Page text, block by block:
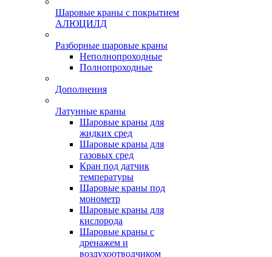
Шаровые краны с покрытием
АЛЮЦИЛД
Разборные шаровые краны
Неполнопроходные
Полнопроходные
Дополнения
Латунные краны
Шаровые краны для
жидких сред
Шаровые краны для
газовых сред
Кран под датчик
температуры
Шаровые краны под
монометр
Шаровые краны для
кислорода
Шаровые краны с
дренажем и
воздухоотводчиком